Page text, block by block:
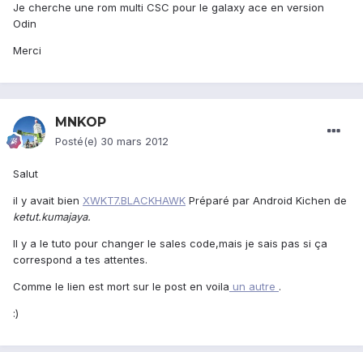
Je cherche une rom multi CSC pour le galaxy ace en version
Odin
Merci
MNKOP
Posté(e) 30 mars 2012
Salut
il y avait bien XWKT7.BLACKHAWK Préparé par Android Kichen de
ketut.kumajaya.
Il y a le tuto pour changer le sales code,mais je sais pas si ça
correspond a tes attentes.
Comme le lien est mort sur le post en voila un autre .
:)